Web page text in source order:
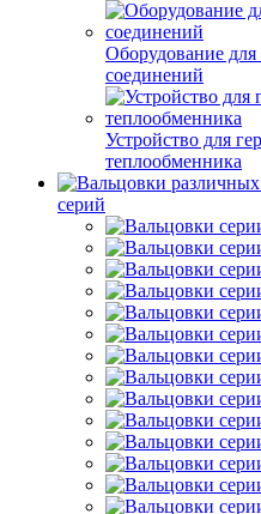
Оборудование
соединений
Устройство для
теплообменника
серий